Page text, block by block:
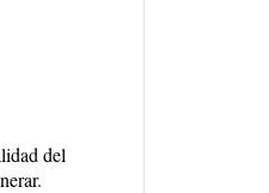
del